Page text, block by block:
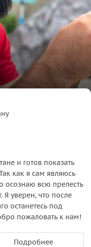
и готов показать
как я сам являюсь
осознаю всю прелесть
уверен, что после
останетесь под
пожаловать к нам!
Подробнее